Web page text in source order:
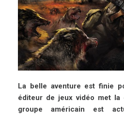
La belle aventure est finie
éditeur de jeux vidéo met
groupe américain est